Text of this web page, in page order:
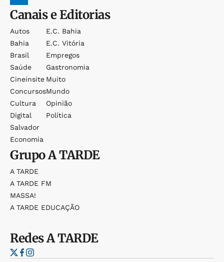
Canais e Editorias
Autos
Bahia
Brasil
Saúde
Cineinsite
Concursos
Cultura
Digital
Salvador
Economia
E.c. Bahia
E.c. Vitória
Empregos
Gastronomia
Muito
Mundo
Opinião
Política
GrupoA TARDE
A TARDE
A TARDE FM
MASSA!
A TARDE EDUCAÇÃO
RedesA TARDE